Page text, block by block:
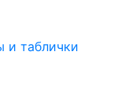
и таблички